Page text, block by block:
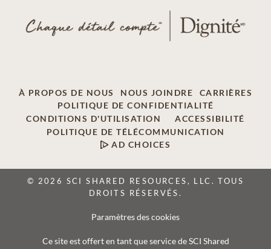
À PROPOS DE NOUS NOUS JOINDRE
CARRIÈRES
POLITIQUE DE CONFIDENTIALITÉ
CONDITIONS D'UTILISATION
ACCESSIBILITÉ
POLITIQUE DE TÉLÉCOMMUNICATION
AD CHOICES
© 2026 SCI SHARED RESOURCES, LLC. TOUS
DROITS RÉSERVÉS.
Paramètres des cookies
Ce site est offert en tant que service de SCI Shared